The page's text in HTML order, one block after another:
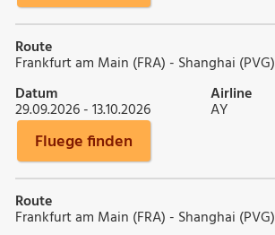
Route
Frankfurt am Main (FRA) - Shanghai (PVG)
Datum
29.09.2026 - 13.10.2026
Airline
AY
Fluege finden
Route
Frankfurt am Main (FRA) - Shanghai (PVG)